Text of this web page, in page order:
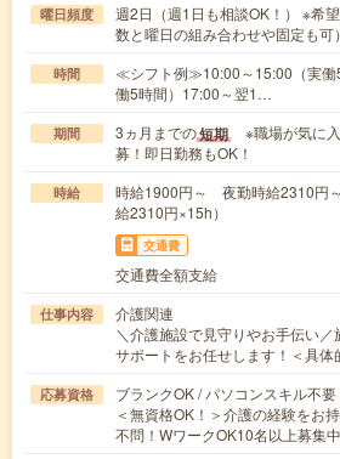
曜日頻度
週2日（週1日も相談OK！） ※希
数と曜日の組み合わせや固定も可）
時間
≪シフト例≫10:00～15:00（実働
働5時間）17:00～翌1…
期間 3ヵ月までの短期
※職場が気に
募！即日勤務もOK！
時給
時給1900円～ 夜勤時給2310円
給2310円×15h）
交通費
交通費全額支給
仕事内容
介護関連
＼介護施設で見守りやお手伝い
サポートをお任せします！＜具
応募資格
ブランクOK / パソコンスキル不
＜無資格OK！＞介護の経験をお
不問！WワークOK10名以上募集